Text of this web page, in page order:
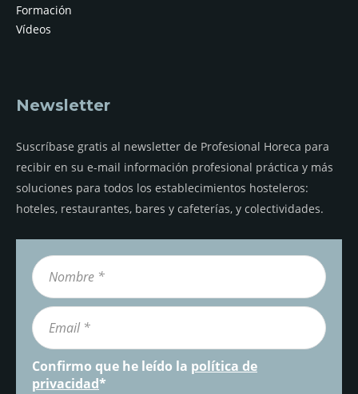
Formación
Vídeos
Newsletter
Suscríbase gratis al newsletter de Profesional Horeca para
recibir en su e-mail información profesional práctica y más
soluciones para todos los establecimientos hosteleros:
hoteles, restaurantes, bares y cafeterías, y colectividades.
Confirmo que he leído la política de
privacidad*